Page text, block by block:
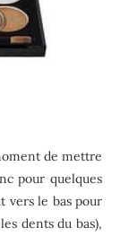
de mettre
pour quelques
vers le bas pour
dents du bas),